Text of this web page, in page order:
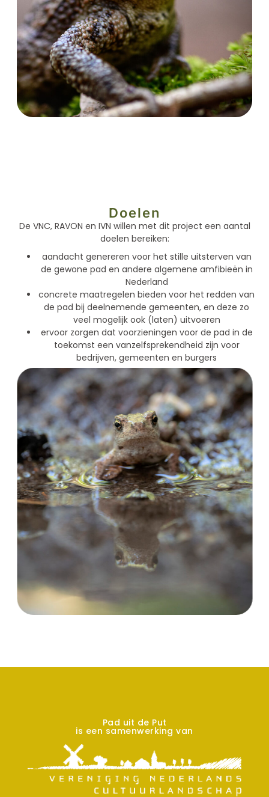
Doelen
De VNC, RAVON en IVN willen met dit project een aantal
doelen bereiken:
aandacht genereren voor het stille uitsterven van
de gewone pad en andere algemene amfibieën in
Nederland
concrete maatregelen bieden voor het redden van
de pad bij deelnemende gemeenten, en deze zo
veel mogelijk ook (laten) uitvoeren
ervoor zorgen dat voorzieningen voor de pad in de
toekomst een vanzelfsprekendheid zijn voor
bedrijven, gemeenten en burgers
Pad uit de Put
is een samenwerking van